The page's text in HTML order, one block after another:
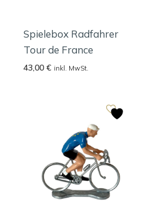
Spielebox Radfahrer
Tour de France
43,00 € inkl. MwSt.